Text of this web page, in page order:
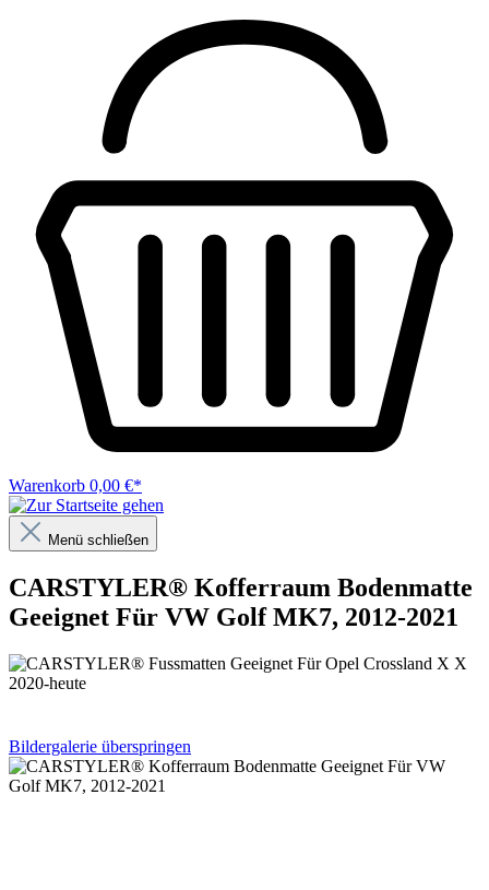
Warenkorb 0,00 €*
Menü schließen
CARSTYLER® Kofferraum Bodenmatte
Geeignet Für VW Golf MK7, 2012-2021
Bildergalerie überspringen